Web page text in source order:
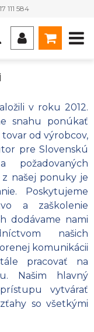
111 584
v roku 2012.
snahu ponúkať
od výrobcov,
pre Slovenskú
našej ponuky je
Poskytujeme
a zaškolenie
dodávame nami
našich
komunikácii
pracovať na
Našim hlavný
vytvárať
so všetkými